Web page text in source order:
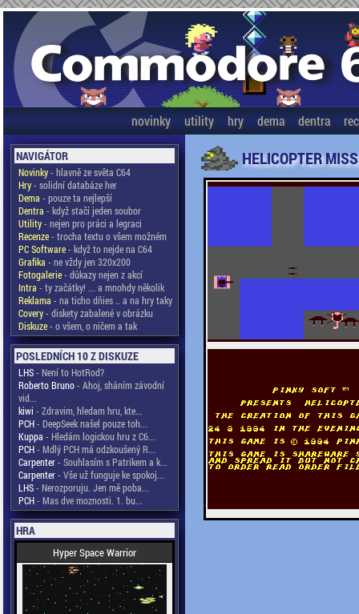
novinky utility hry dema dentra
NAVIGÁTOR
Novinky- hlavně ze světa C64
Hry- solidní databáze her
Dema - pouze ta nejlepší
Dentra - když stačí jeden soubor
Utility- nejen pro práci a legraci
Recenze- trocha textu o všem možném
PC Software- když to nejde na C64
Grafika - ne vždy jen 320x200
Fotogalerie- důkazy nejen z akcí
Intra - ty začátky! ... a mnohdy několik
Reklama - na ticho dňies .. a na hry taky
Covery- diskety zabalené v obrázku
Diskuze- o všem, o ničem a tak
POSLEDNÍCH 10 Z DISKUZE
LHS- Není to HotRod?
Roberto Bruno- Ahoj, sháním závodní
vid...
kiwi - Zdravim, hledam hru, kte...
PCH- DeepSeek našel pouze toh...
Kuppa - Hledám logickou hru z C6...
PCH- Mdlý PCH má odzkoušený R...
Carpenter- Souhlasím s Patrikem a k...
Carpenter- Vše už funguje ke spokoj...
LHS- Nerozporuju. Jen mě poba...
PCH- Mas dve moznosti. 1. bu...
HRA
Hyper Space Warrior
HELICOPTER